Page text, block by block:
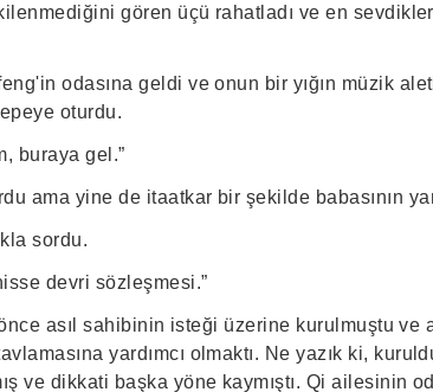
gören üçü rahatladı ve en
odasına geldi ve onun bir yığın müzik
oturdu.
buraya gel.”
ama yine de itaatkar bir şekilde babasının
sordu.
devri sözleşmesi.”
asıl sahibinin isteği üzerine kurulmuştu ve
yardımcı olmaktı. Ne yazık ki,
ve dikkati başka yöne kaymıştı. Qi ailesinin